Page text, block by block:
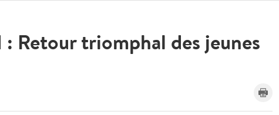
Retour triomphal des jeunes